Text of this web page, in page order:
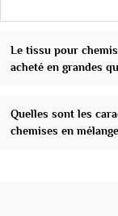
Le tissu pour
acheté en grandes
Quelles sont les
chemises en